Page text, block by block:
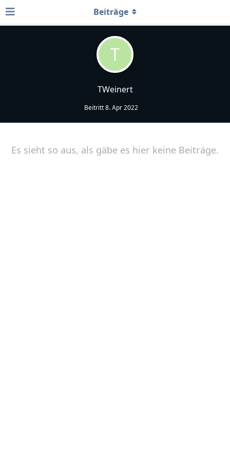
T
TWeinert
Beitritt8. Apr 2022
Beiträge
Es sieht so aus, als gäbe es hier keine Beiträge.